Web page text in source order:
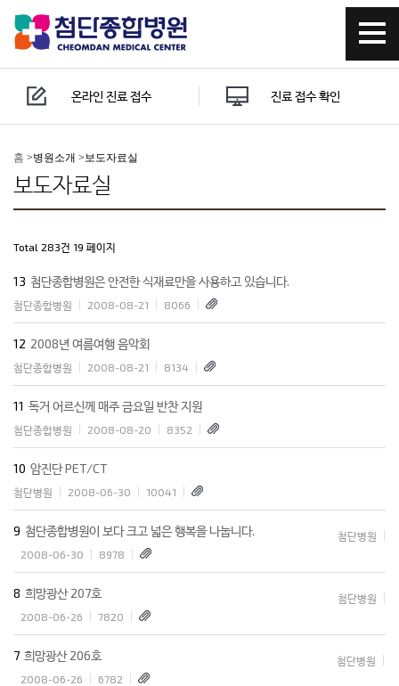
온라인 진료 접수 진료 접수 확인
홈 >병원소개 >보도자료실
보도자료실
Total 283건 19 페이지
13 첨단종합병원은 안전한 식재료만을 사용하고 있습니다.
첨단종합병원 2008-08-21 8066
12 2008년 여름여행 음악회
첨단종합병원 2008-08-21 8134
11 독거 어르신께 매주 금요일 반찬 지원
첨단종합병원 2008-08-20 8352
10 암진단 PET/CT
첨단병원 2008-06-30 10041
9 첨단종합병원이 보다 크고 넓은 행복을 나눕니다.
첨단병원
2008-06-30
8978
8 희망광산 207호
첨단병원
2008-06-26
7820
7 희망광산 206호
첨단병원
2008-06-26
6782